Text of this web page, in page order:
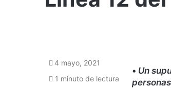
• Un
4 mayo, 2021
1 minuto de lectura